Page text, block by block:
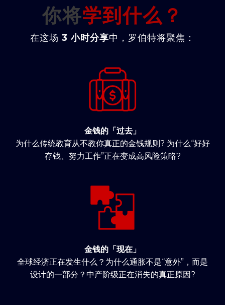
你将学到什么？
在这场 3 小时分享中，罗伯特将聚焦：
金钱的「过去」
为什么传统教育从不教你真正的金钱规则? 为什么“好好
存钱、努力工作”正在变成高风险策略?
金钱的「现在」
全球经济正在发生什么？为什么通胀不是“意外”，而是
设计的一部分？中产阶级正在消失的真正原因?